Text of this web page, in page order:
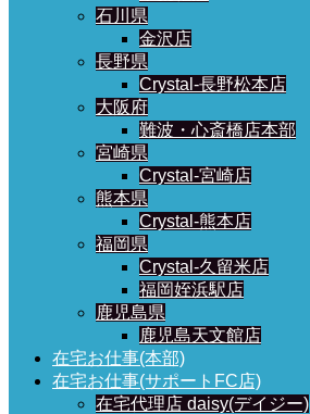
石川県
金沢店
長野県
Crystal-長野松本店
大阪府
難波・心斎橋店本部
宮崎県
Crystal-宮崎店
熊本県
Crystal-熊本店
福岡県
Crystal-久留米店
福岡姪浜駅店
鹿児島県
鹿児島天文館店
在宅お仕事(本部)
在宅お仕事(サポートFC店)
在宅代理店 daisy(デイジー)